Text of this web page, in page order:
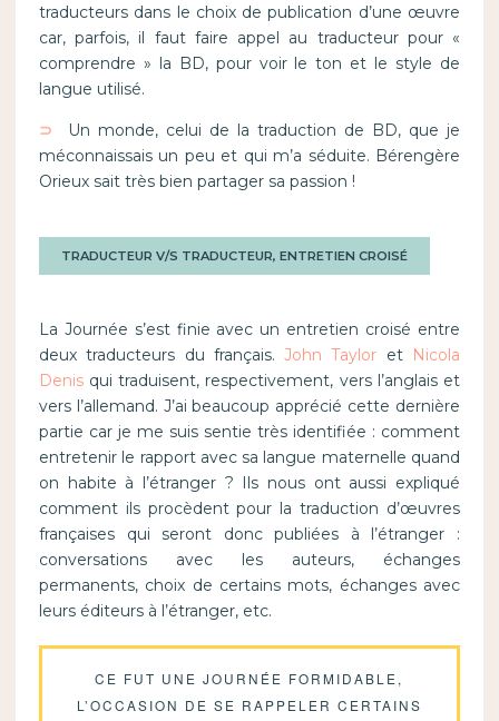
traducteurs dans le choix de publication d’une œuvre
car, parfois, il faut faire appel au traducteur pour «
comprendre » la BD, pour voir le ton et le style de
langue utilisé.
⊃ Un monde, celui de la traduction de BD, que je
méconnaissais un peu et qui m’a séduite. Bérengère
Orieux sait très bien partager sa passion !
TRADUCTEUR V/S TRADUCTEUR, ENTRETIEN CROISÉ
La Journée s’est finie avec un entretien croisé entre
deux traducteurs du français.John Taylor et Nicola
Denisqui traduisent, respectivement, vers l’anglais et
vers l’allemand. J’ai beaucoup apprécié cette dernière
partie car je me suis sentie très identifiée : comment
entretenir le rapport avec sa langue maternelle quand
on habite à l’étranger ? Ils nous ont aussi expliqué
comment ils procèdent pour la traduction d’œuvres
françaises qui seront donc publiées à l’étranger :
conversations avec les auteurs, échanges
permanents, choix de certains mots, échanges avec
leurs éditeurs à l’étranger, etc.
CE FUT UNE JOURNÉE FORMIDABLE,
L’OCCASION DE SE RAPPELER CERTAINS